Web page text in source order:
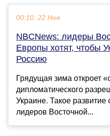
00:10, 22 Ноя
NBCNews: лидеры
Европы хотят, чтобы
Россию
Грядущая зима откроет
дипломатического
Украине. Такое развитие
лидеров Восточной...